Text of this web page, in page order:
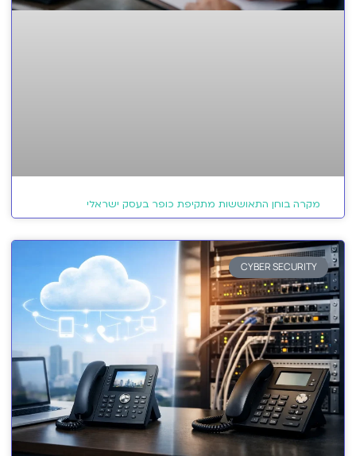
מקרה בוחן התאוששות מתקיפת כופר בעסק ישראלי
CYBER SECURITY